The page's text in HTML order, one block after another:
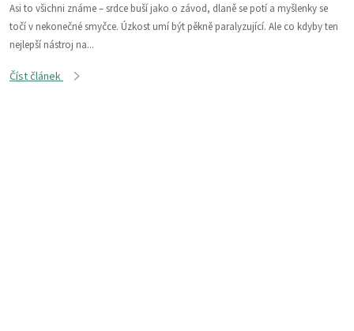
Asi to všichni známe – srdce buší jako o závod, dlaně se potí a myšlenky se
točí v nekonečné smyčce. Úzkost umí být pěkně paralyzující. Ale co kdyby ten
nejlepší nástroj na...
Číst článek